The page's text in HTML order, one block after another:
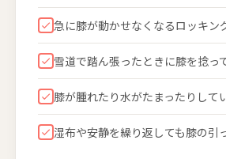
急に膝が動かせなくなるロッキン
雪道で踏ん張ったときに膝を捻っ
膝が腫れたり水がたまったりして
湿布や安静を繰り返しても膝の引